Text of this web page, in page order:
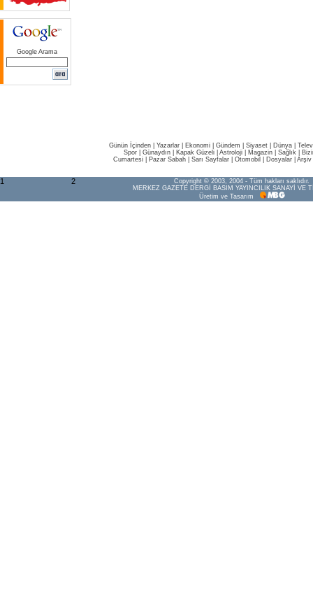
Google Arama
Günün İçinden Yazarlar Ekonomi Gündem Siyaset Dünya |
Spor
Günaydın Kapak Güzeli Astroloji Magazin Sağlık
Cumartesi
Pazar Sabah Sarı Sayfalar Otomobil Dosyalar Arşiv
1 2
Copyright © 2003, 2004 - Tüm hakları saklıdır.
MERKEZ GAZETE DERGİ BASIM YAYINCILIK SANAYİ VE
Üretim ve Tasarım